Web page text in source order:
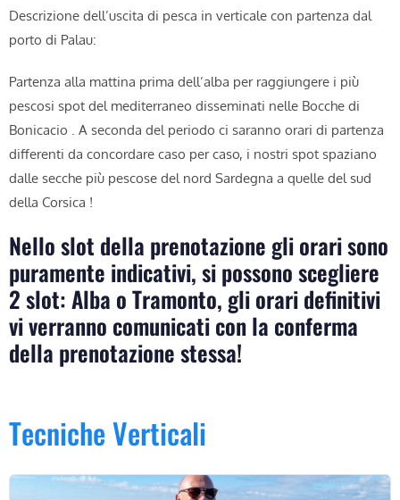
Descrizione dell’uscita di pesca in verticale con partenza dal
porto di Palau:
Partenza alla mattina prima dell’alba per raggiungere i più
pescosi spot del mediterraneo disseminati nelle Bocche di
Bonicacio . A seconda del periodo ci saranno orari di partenza
differenti da concordare caso per caso, i nostri spot spaziano
dalle secche più pescose del nord Sardegna a quelle del sud
della Corsica !
Nello slot della prenotazione gli orari sono
puramente indicativi, si possono scegliere
2 slot: Alba o Tramonto, gli orari definitivi
vi verranno comunicati con la conferma
della prenotazione stessa!
Tecniche Verticali